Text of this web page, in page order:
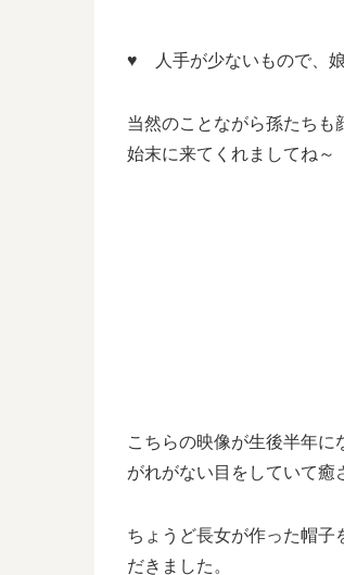
♥ 人手が少ないもので、娘
当然のことながら孫たちも
始末に来てくれましてね～
こちらの映像が生後半年
がれがない目をしていて癒
ちょうど長女が作った帽子
だきました。